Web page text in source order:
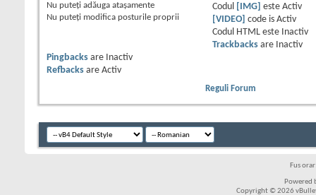
Nu puteţi adăuga ataşamente
Nu puteţi modifica posturile proprii
Codul
[IMG] este Activ
[VIDEO]
code is Activ
Codul HTML este
Inactiv
Trackbacksare
Inactiv
Pingbacks are
Inactiv
Refbacks are Activ
Reguli Forum
Fus
Powered
Copyright © 2026